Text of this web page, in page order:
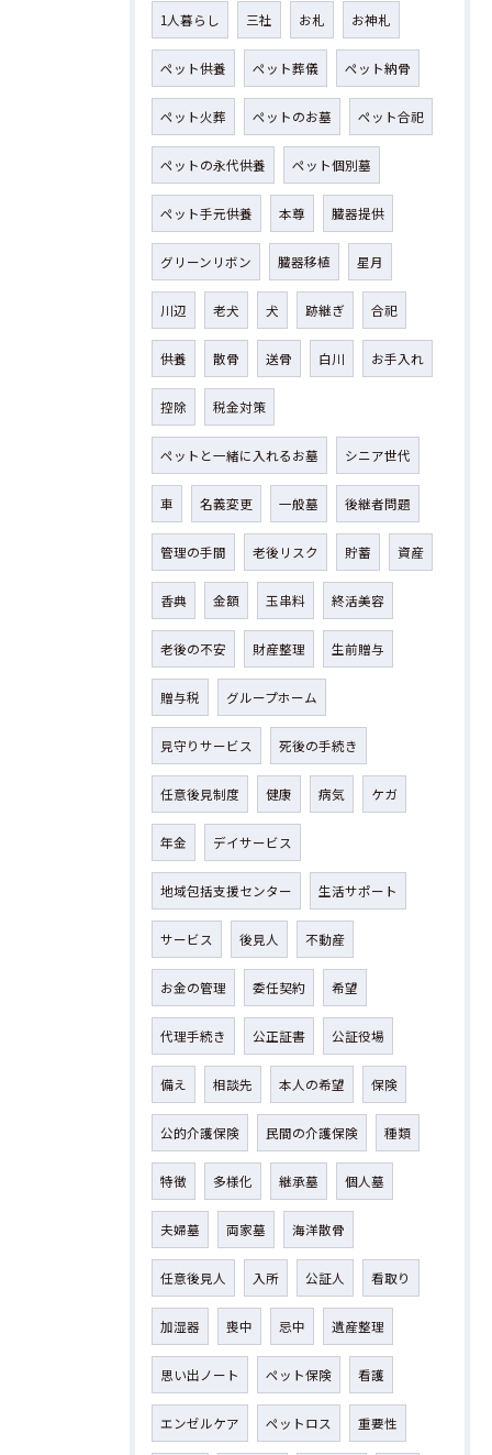
1人暮らし 三社 お札 お神札
ペット供養 ペット葬儀 ペット納骨
ペット火葬 ペットのお墓 ペット合祀
ペットの永代供養 ペット個別墓
ペット手元供養 本尊 臓器提供
グリーンリボン 臓器移植 星月
川辺 老犬 犬 跡継ぎ 合祀
供養 散骨 送骨 白川 お手入れ
控除 税金対策
ペットと一緒に入れるお墓 シニア世代
車 名義変更 一般墓 後継者問題
管理の手間 老後リスク 貯蓄 資産
香典 金額 玉串料 終活美容
老後の不安 財産整理 生前贈与
贈与税 グループホーム
見守りサービス 死後の手続き
任意後見制度 健康 病気 ケガ
年金 デイサービス
地域包括支援センター 生活サポート
サービス 後見人 不動産
お金の管理 委任契約 希望
代理手続き 公正証書 公証役場
備え 相談先 本人の希望 保険
公的介護保険 民間の介護保険 種類
特徴 多様化 継承墓 個人墓
夫婦墓 両家墓 海洋散骨
任意後見人 入所 公証人 看取り
加湿器 喪中 忌中 遺産整理
思い出ノート ペット保険 看護
エンゼルケア ペットロス 重要性